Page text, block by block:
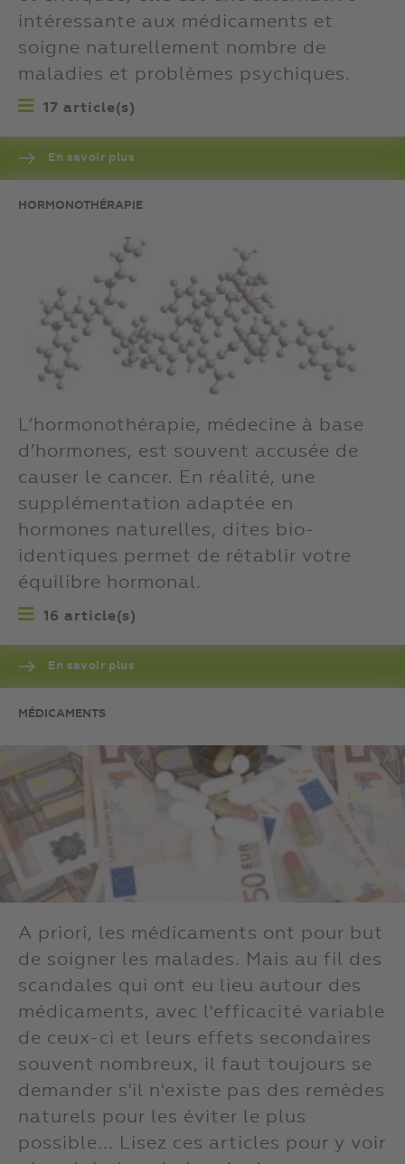
intéressante aux médicaments et
soigne naturellement nombre de
maladies et problèmes psychiques.
17 article(s)
En savoir plus
HORMONOTHÉRAPIE
L’hormonothérapie, médecine à base
d’hormones, est souvent accusée de
causer le cancer. En réalité, une
supplémentation adaptée en
hormones naturelles, dites bio-
identiques permet de rétablir votre
équilibre hormonal.
16 article(s)
En savoir plus
MÉDICAMENTS
A priori, les médicaments ont pour but
de soigner les malades. Mais au fil des
scandales qui ont eu lieu autour des
médicaments, avec l'efficacité variable
de ceux-ci et leurs effets secondaires
souvent nombreux, il faut toujours se
demander s'il n'existe pas des remèdes
naturels pour les éviter le plus
possible... Lisez ces articles pour y voir